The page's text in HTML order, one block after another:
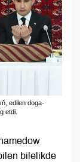
edilen doga-
etdi.
bilelikde